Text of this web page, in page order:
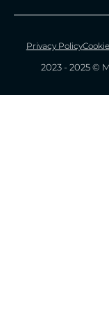
Privacy Policy
2023 - 2025 ©